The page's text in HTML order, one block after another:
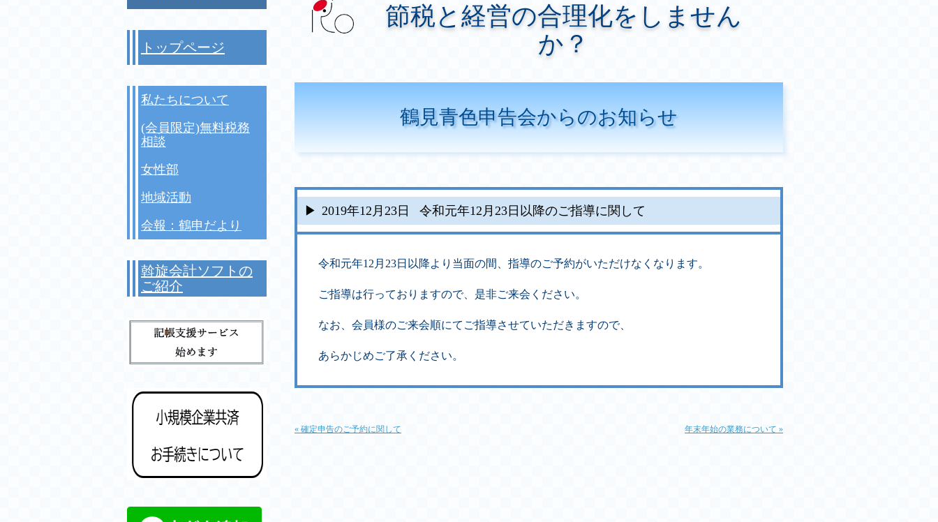
節税と経営の合理化をしません
か？
鶴見青色申告会からのお知らせ
2019年12月23日 令和元年12月23日以降のご指導に関して
令和元年12月23日以降より当面の間、指導のご予約がいただけなくなります。
ご指導は行っておりますので、是非ご来会ください。
なお、会員様のご来会順にてご指導させていただきますので、
あらかじめご了承ください。
« 確定申告のご予約に関して 年末年始の業務について »
トップページ
私たちについて
(会員限定)無料税務
相談
女性部
地域活動
会報：鶴申だより
斡旋会計ソフトの
ご紹介